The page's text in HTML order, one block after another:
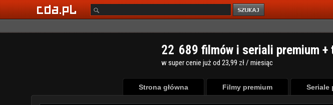
22 689 filmów i seriali premium +
w super cenie już od 23,99 zł / miesiąc
Strona główna Filmy premium Seriale